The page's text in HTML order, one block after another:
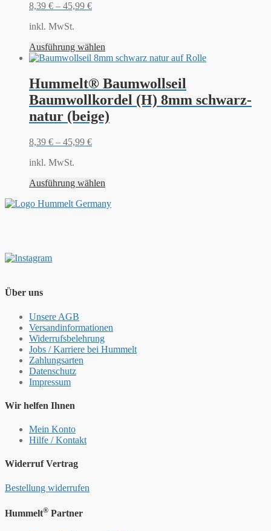
8,39 € – 45,99 €
inkl. MwSt.
Ausführung wählen
Hummelt® Baumwollseil
Baumwollkordel (H) 8mm schwarz-
natur (beige)
8,39 € – 45,99 €
inkl. MwSt.
Ausführung wählen
Über uns
Unsere AGB
Versandinformationen
Widerrufsbelehrung
Jobs / Karriere bei Hummelt
Zahlungsarten
Datenschutz
Impressum
Wir helfen Ihnen
Mein Konto
Hilfe / Kontakt
Widerruf Vertrag
Bestellung widerrufen
Hummelt® Partner